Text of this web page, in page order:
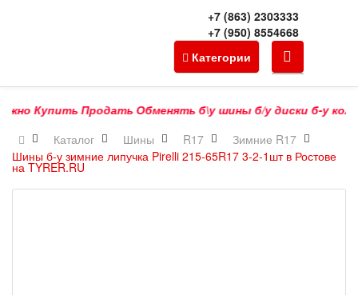
+7 (863) 2303333
+7 (950) 8554668
Категории
Купить Продать Обменять б\у шины б/у диски б-у колёса
Каталог
Шины R17
Зимние R17
Шины б-у зимние липучка Pirelli 215-65R17 3-2-1шт в Ростове
на TYRER.RU